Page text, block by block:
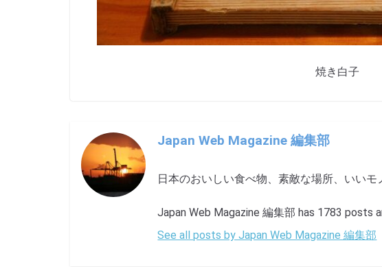
焼き白子
Japan Web Magazine 編集部
日本のおいしい食べ物、素敵な場所、いいモ
Japan Web Magazine 編集部 has 1783 posts
See all posts by Japan Web Magazine 編集部